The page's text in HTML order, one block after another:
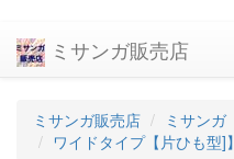
ミサンガ販売店
ミサンガ販売店 ミサンガ
ワイドタイプ【片ひも型]】